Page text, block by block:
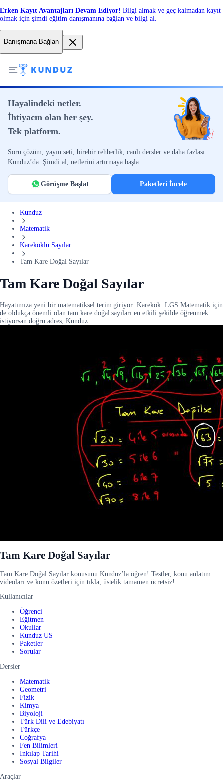
Erken Kayıt Avantajları Devam Ediyor! Bilgi almak ve geç kalmadan kayıt
olmak için şimdi eğitim danışmanına bağlan ve bilgi al.
Danışmana Bağlan
Hayalindeki netler.
İhtiyacın olan her şey.
Tek platform.
Soru çözüm, yayın seti, birebir rehberlik, canlı dersler ve daha fazlası
Kunduz’da. Şimdi al, netlerini artırmaya başla.
Görüşme Başlat Paketleri İncele
Kunduz
Matematik
Kareköklü Sayılar
Tam Kare Doğal Sayılar
Tam Kare Doğal Sayılar
Hayatımıza yeni bir matematiksel terim giriyor: Karekök. LGS Matematik için
de oldukça önemli olan tam kare doğal sayıları en etkili şekilde öğrenmek
istiyorsan doğru adres; Kunduz.
Tam Kare Doğal Sayılar
Tam Kare Doğal Sayılar konusunu Kunduz’la öğren! Testler, konu anlatım
videoları ve konu özetleri için tıkla, üstelik tamamen ücretsiz!
Kullanıcılar
Öğrenci
Eğitmen
Okullar
Kunduz US
Paketler
Sorular
Dersler
Matematik
Geometri
Fizik
Kimya
Biyoloji
Türk Dili ve Edebiyatı
Türkçe
Coğrafya
Fen Bilimleri
İnkılap Tarihi
Sosyal Bilgiler
Araçlar